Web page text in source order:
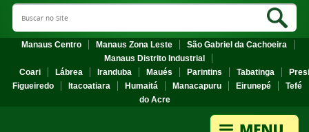
Search Site
Manaus Centro Manaus Zona Leste
São Gabriel da Cachoeira
Manaus Distrito Industrial
Coari
Lábrea Iranduba Maués Parintins Tabatinga
Figueiredo
Itacoatiara Humaitá Manacapuru Eirunepé
Tefé
do Acre